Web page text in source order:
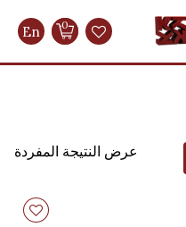
0
En
عرض النتيجة المفردة